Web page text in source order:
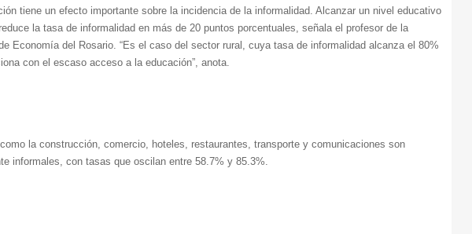
tiene un efecto importante sobre la incidencia de la informalidad. Alcanzar un nivel educativo
la tasa de informalidad en más de 20 puntos porcentuales, señala el profesor de la
Economía del Rosario. “Es el caso del sector rural, cuya tasa de informalidad alcanza el 80%
con el escaso acceso a la educación”, anota.
la construcción, comercio, hoteles, restaurantes, transporte y comunicaciones son
informales, con tasas que oscilan entre 58.7% y 85.3%.